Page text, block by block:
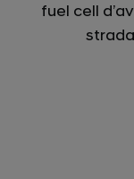
fuel cell